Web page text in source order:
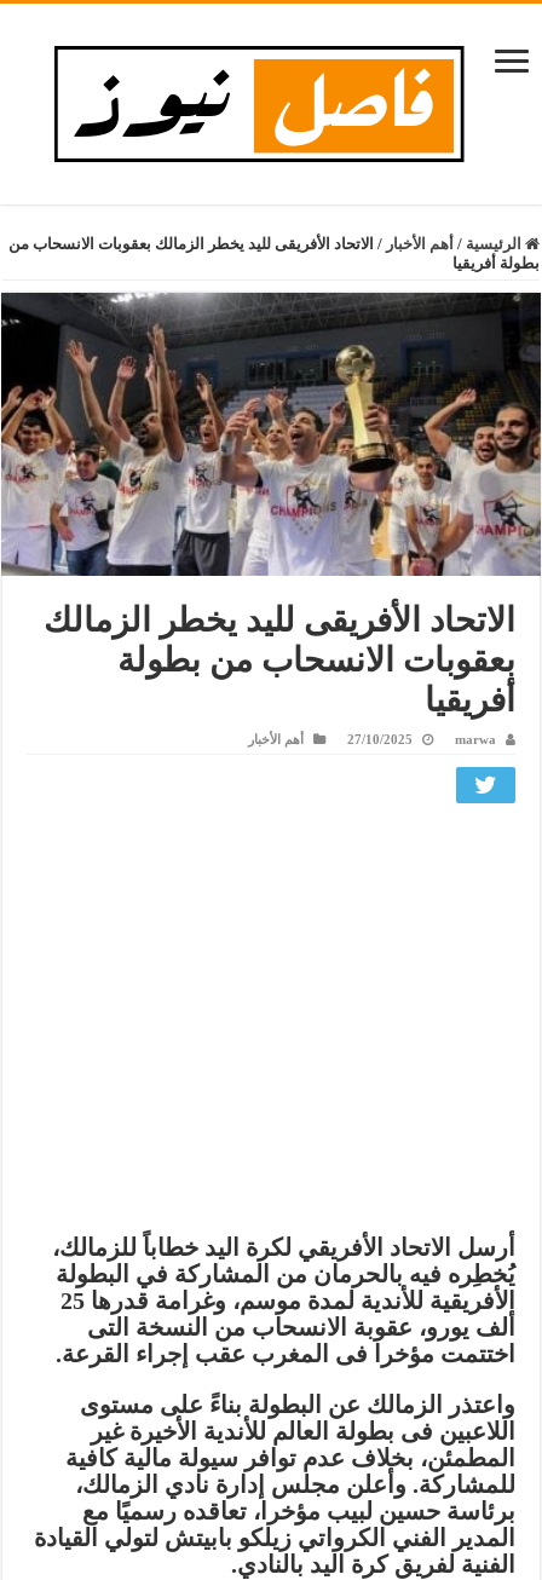
الرئيسية / أهم الأخبار / الاتحاد الأفريقى لليد يخطر الزمالك بعقوبات الانسحاب من
بطولة أفريقيا
الاتحاد الأفريقى لليد يخطر الزمالك
بعقوبات الانسحاب من بطولة
أفريقيا
marwa
27/10/2025 أهم الأخبار
أرسل الاتحاد الأفريقي لكرة اليد خطاباً للزمالك،
يُخطِره فيه بالحرمان من المشاركة في البطولة
الأفريقية للأندية لمدة موسم، وغرامة قدرها 25
ألف يورو، عقوبة الانسحاب من النسخة التى
اختتمت مؤخرا فى المغرب عقب إجراء القرعة.
واعتذر الزمالك عن البطولة بناءً على مستوى
اللاعبين فى بطولة العالم للأندية الأخيرة غير
المطمئن، بخلاف عدم توافر سيولة مالية كافية
للمشاركة. وأعلن مجلس إدارة نادي الزمالك،
برئاسة حسين لبيب مؤخرا، تعاقده رسميًا مع
المدير الفني الكرواتي زيلكو بابيتش لتولي القيادة
الفنية لفريق كرة اليد بالنادي.